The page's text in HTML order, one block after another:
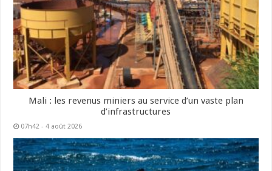
Mali : les revenus miniers au service d’un vaste plan
d’infrastructures
07h42 - 4 août 2026